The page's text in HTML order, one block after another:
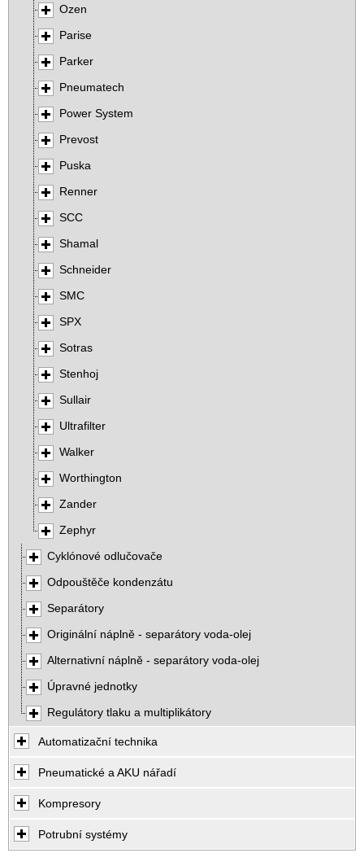
Ozen
Parise
Parker
Pneumatech
Power System
Prevost
Puska
Renner
SCC
Shamal
Schneider
SMC
SPX
Sotras
Stenhoj
Sullair
Ultrafilter
Walker
Worthington
Zander
Zephyr
Cyklónové odlučovače
Odpouštěče kondenzátu
Separátory
Originální náplně - separátory voda-olej
Alternativní náplně - separátory voda-olej
Úpravné jednotky
Regulátory tlaku a multiplikátory
Automatizační technika
Pneumatické a AKU nářadí
Kompresory
Potrubní systémy